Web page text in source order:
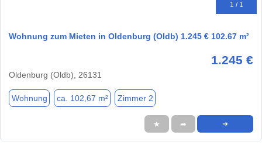
1 / 1
Wohnung zum Mieten in Oldenburg (Oldb) 1.245 € 102.67 m²
1.245 €
Oldenburg (Oldb), 26131
Wohnung ca. 102,67 m² Zimmer 2
★ ➦ ➜